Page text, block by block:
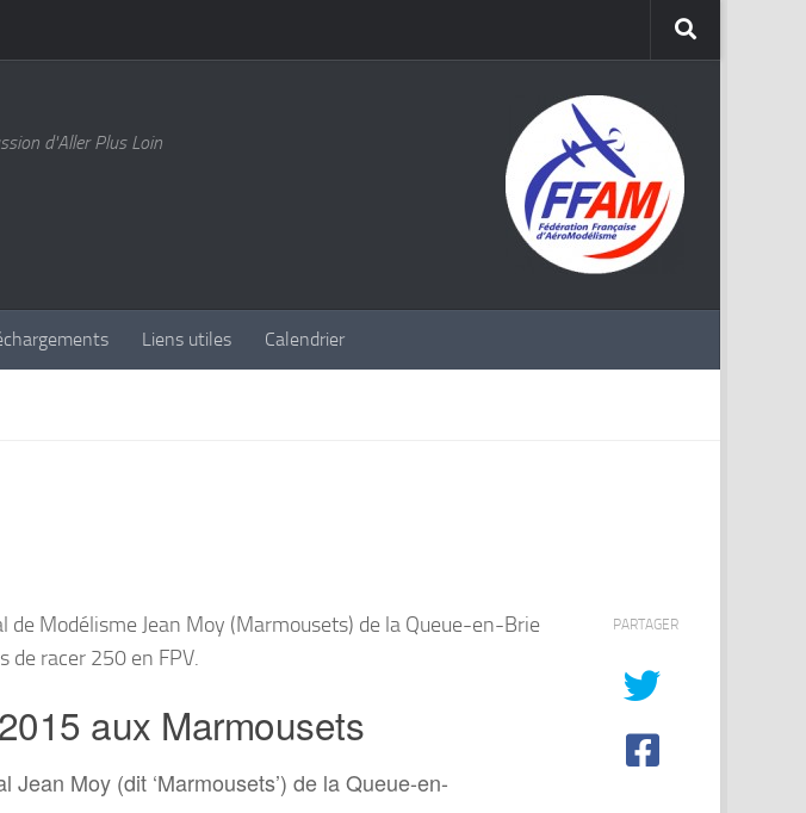
d'Aller Plus Loin
Liens utiles Calendrier
Modélisme Jean Moy (Marmousets) de la Queue-en-Brie
de racer 250 en FPV.
aux Marmousets
Moy (dit ‘Marmousets’) de la Queue-en-
PARTAGER